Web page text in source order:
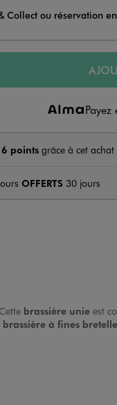
Collect ou réservation
Payez
6 pointsgrâce à cet achat
OFFERTS 30 jours
brassière unie est
brassière à fines